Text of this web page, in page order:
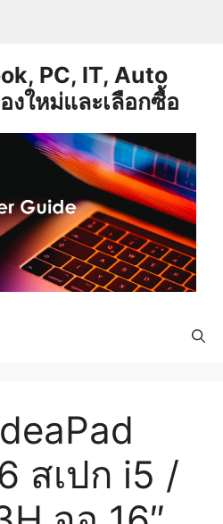
PC, IT, Auto
งใหม่และเลือกซื้อ
สเปก i5 /